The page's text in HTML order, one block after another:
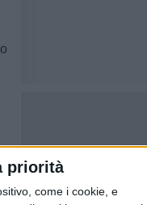
priorità
come i cookie, e